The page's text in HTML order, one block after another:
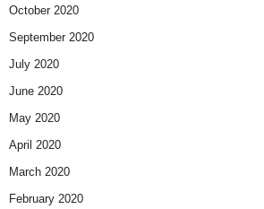
October 2020
September 2020
July 2020
June 2020
May 2020
April 2020
March 2020
February 2020